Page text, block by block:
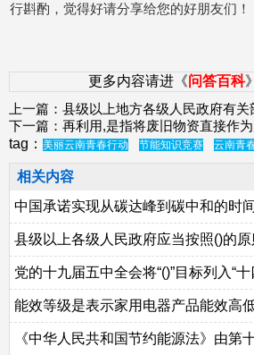
行斟酌，觉得好请分享给您的好朋友们！
更多内容请进《问答百科
上一篇： 县级以上地方各级人民政府有关
下一篇： 再利用,是指将废旧物资直接作
tag： 美丽云南青春行动 节能知识竞赛 云南青
相关内容
中国承诺实现从碳达峰到碳中和的时
县级以上各级人民政府应当按照()的原
党的十九届五中全会将“()”目标列入“十
能效等级是表示家用电器产品能效高
《中华人民共和国节约能源法》由第